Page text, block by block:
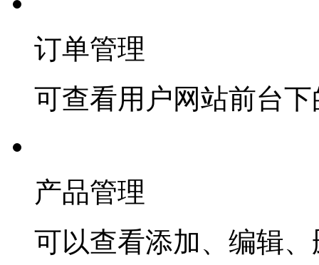
订单管理
可查看用户网站前台
产品管理
可以查看添加、编辑